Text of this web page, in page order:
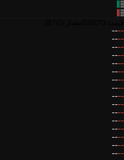
--
--
--
--
--
--
--
--
--
--
--
--
--
--
--
--
--
--
--
--
--
--
--
--
--
--
--
--
--
--
--
--